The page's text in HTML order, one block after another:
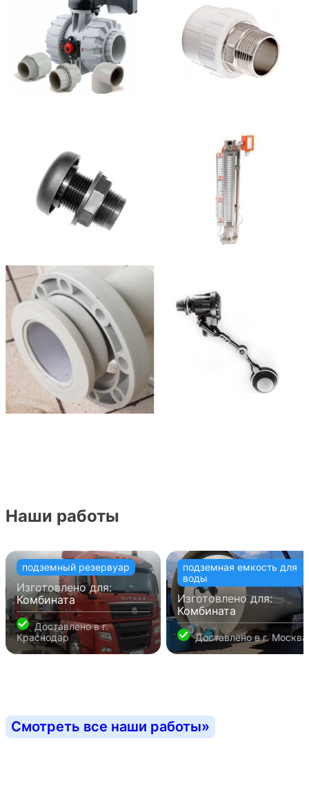
Наши работы
подземный резервуар
Изготовлено для:
Комбината
Доставлено вг.
Краснодар
подземная емкость для
воды
Изготовлено для:
Комбината
Доставлено вг. Москва
Смотреть все наши работы»